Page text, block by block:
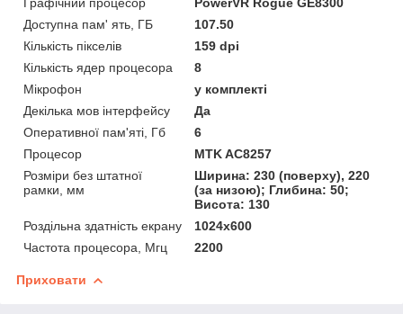
Доступна пам' ять, ГБ
107.50
Кількість пікселів
159 dpi
Кількість ядер процесора
8
Мікрофон
у комплекті
Декілька мов інтерфейсу
Да
Оперативної пам'яті, Гб
6
Процесор
MTK AC8257
Розміри без штатної
рамки, мм
Ширина: 230 (поверху), 220
(за низою); Глибина: 50;
Висота: 130
Роздільна здатність екрану
1024х600
Частота процесора, Мгц
2200
Приховати